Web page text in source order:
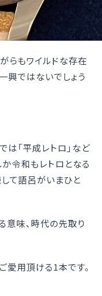
らもワイルドな存在
興ではないでしょう
は「平成レトロ」など
令和もレトロとなる
して語呂がいまひと
意味、時代の先取り
愛用頂ける1本です。